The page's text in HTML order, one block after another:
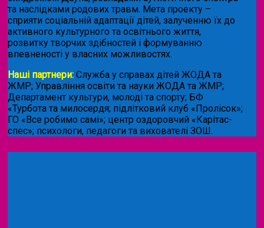
та наслідками родових травм. Мета проекту –
сприяти соціальній адаптації дітей, залученню їх до
активного культурного та освітнього життя,
розвитку творчих здібностей і формуванню
впевненості у власних можливостях.
Наші партнери: Служба у справах дітей ЖОДА та
ЖМР; Управління освіти та науки ЖОДА та ЖМР;
Департамент культури, молоді та спорту; БФ
«Турбота та милосердя; підлітковий клуб «Пролісок»;
ГО «Все робимо самі»; центр оздоровчий «Карітас-
спес»; психологи, педагоги та вихователі ЗОШ.